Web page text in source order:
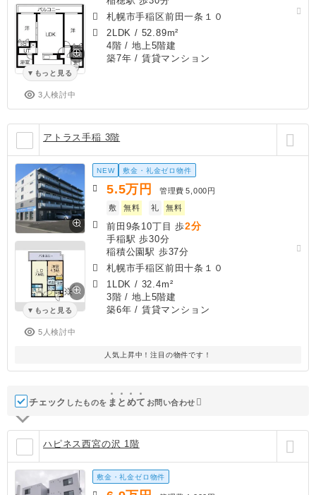
もっと見る
3人検討中
札幌市手稲区前田一条１０
2LDK / 52.89m²
4階 / 地上5階建
築7年 / 賃貸マンション
アトラス手稲 3階
もっと見る
5人検討中
NEW 敷金・礼金ゼロ物件
5.5万円 管理費 5,000円
敷
無料 礼 無料
前田9条10丁目 歩2分
手稲駅 歩30分
稲積公園駅 歩37分
札幌市手稲区前田十条１０
1LDK / 32.4m²
3階 / 地上5階建
築6年 / 賃貸マンション
人気上昇中！注目の物件です！
チェック したものを ま と めて お問い合わせ
ハピネス西宮の沢 1階
敷金・礼金ゼロ物件